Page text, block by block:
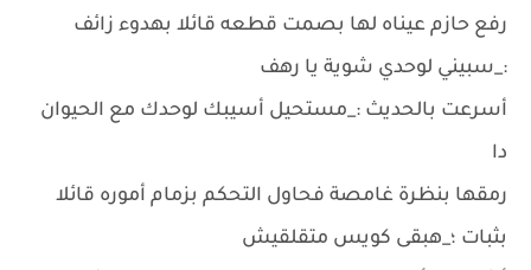
رفع حازم عيناه لها بصمت قطعه قائلا بهدوء زائف
:_سبيني لوحدي شوية يا رهف
أسرعت بالحديث :_مستحيل أسيبك لوحدك مع الحيوان
دا
رمقها بنظرة غامصة فحاول التحكم بزمام أموره قائلا
بثبات ؛_هبقى كويس متقلقيش